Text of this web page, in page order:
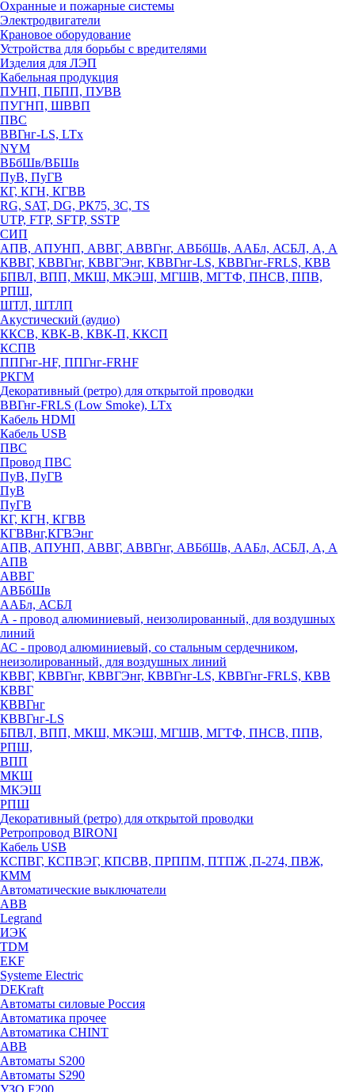
Охранные и пожарные системы
Электродвигатели
Крановое оборудование
Устройства для борьбы с вредителями
Изделия для ЛЭП
Кабельная продукция
ПУНП, ПБПП, ПУВВ
ПУГНП, ШВВП
ПВС
ВВГнг-LS, LTx
NYM
ВБбШв/ВБШв
ПуВ, ПуГВ
КГ, КГН, КГВВ
RG, SAT, DG, РК75, 3С, TS
UTP, FTP, SFTP, SSTP
СИП
АПВ, АПУНП, АВВГ, АВВГнг, АВБбШв, ААБл, АСБЛ, А, А
КВВГ, КВВГнг, КВВГЭнг, КВВГнг-LS, КВВГнг-FRLS, КВВ
БПВЛ, ВПП, МКШ, МКЭШ, МГШВ, МГТФ, ПНСВ, ППВ,
РПШ,
ШТЛ, ШТЛП
Акустический (аудио)
ККСВ, КВК-В, КВК-П, ККСП
КСПВ
ППГнг-HF, ППГнг-FRHF
РКГМ
Декоративный (ретро) для открытой проводки
ВВГнг-FRLS (Low Smoke), LTx
Кабель HDMI
Кабель USB
ПВС
Провод ПВС
ПуВ, ПуГВ
ПуВ
ПуГВ
КГ, КГН, КГВВ
КГВВнг,КГВЭнг
АПВ, АПУНП, АВВГ, АВВГнг, АВБбШв, ААБл, АСБЛ, А, А
АПВ
АВВГ
АВБбШв
ААБл, АСБЛ
А - провод алюминиевый, неизолированный, для воздушных
линий
АС - провод алюминиевый, со стальным сердечником,
неизолированный, для воздушных линий
КВВГ, КВВГнг, КВВГЭнг, КВВГнг-LS, КВВГнг-FRLS, КВВ
КВВГ
КВВГнг
КВВГнг-LS
БПВЛ, ВПП, МКШ, МКЭШ, МГШВ, МГТФ, ПНСВ, ППВ,
РПШ,
ВПП
МКШ
МКЭШ
РПШ
Декоративный (ретро) для открытой проводки
Ретропровод BIRONI
Кабель USB
КСПВГ, КСПВЭГ, КПСВВ, ПРППМ, ПТПЖ ,П-274, ПВЖ,
КММ
Автоматические выключатели
ABB
Legrand
ИЭК
TDM
EKF
Systeme Electric
DEKraft
Автоматы силовые Россия
Автоматика прочее
Автоматика CHINT
ABB
Автоматы S200
Автоматы S290
УЗО F200